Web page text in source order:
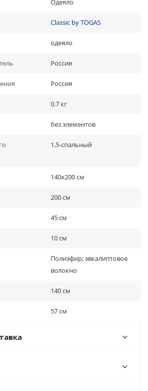
Одеяло
Classic by TOGAS
одеяло
Россия
Россия
0.7 кг
без элементов
1,5-спальный
140х200 см
200 см
45 см
10 см
Полиэфир; эвкалиптовое
волокно
140 см
57 см